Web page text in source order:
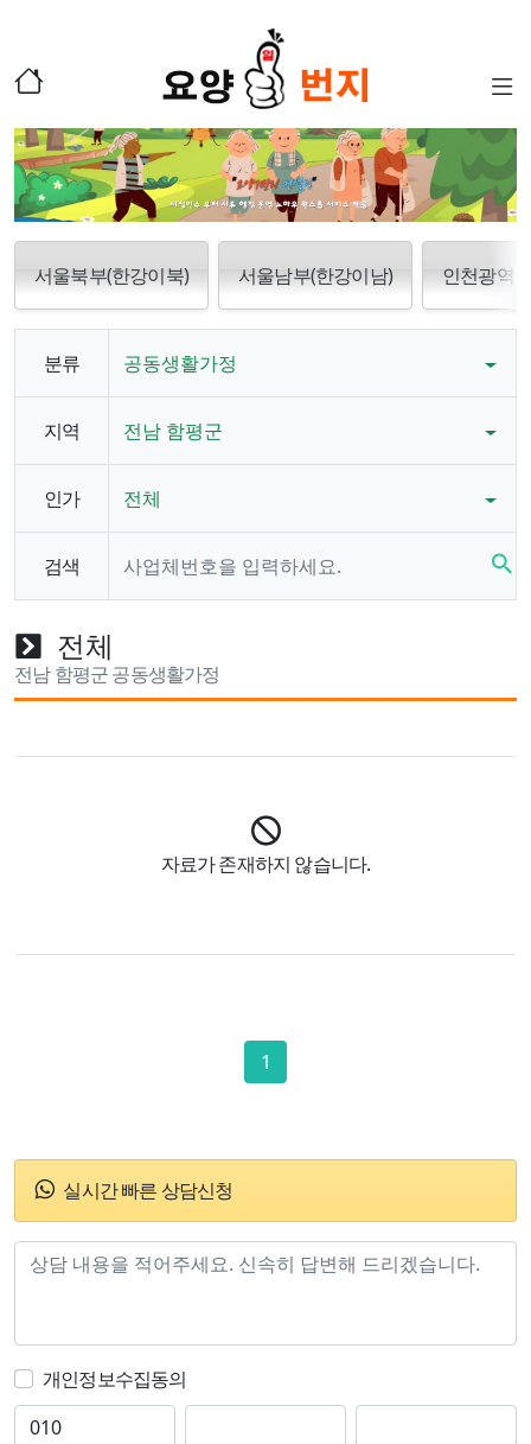
서울북부(한강이북) 서울남부(한강이남) 인천광역시
분류 공동생활가정
지역 전남 함평군
인가 전체
검색 search
실시간 빠른 상담신청
개인정보수집동의
전체
전남 함평군 공동생활가정
자료가 존재하지 않습니다.
1